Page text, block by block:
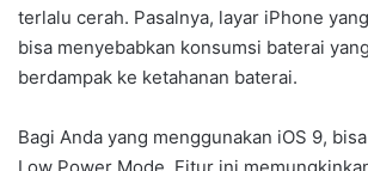
terlalu cerah. Pasalnya, layar iPhone
bisa menyebabkan konsumsi baterai
berdampak ke ketahanan baterai.
Bagi Anda yang menggunakan iOS 9,